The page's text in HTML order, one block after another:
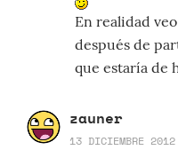
En realidad
después de
que estaría de
zauner
13 DICIEMBRE 2012